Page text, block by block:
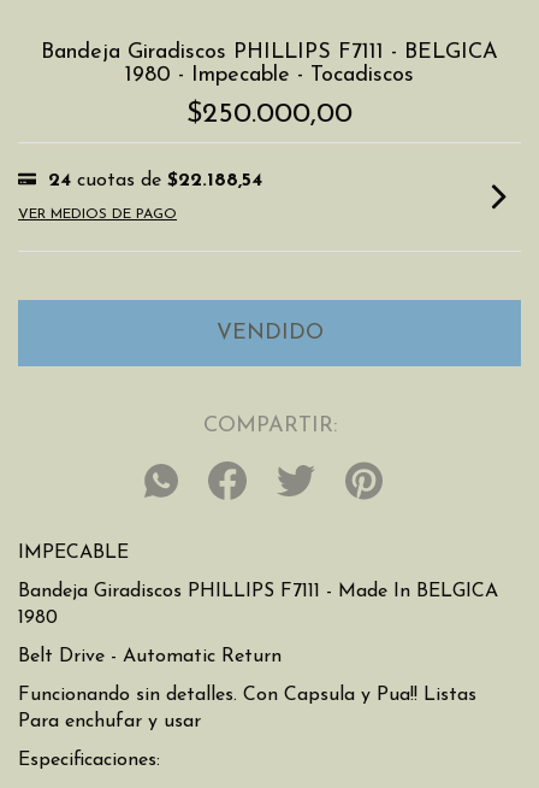
Bandeja Giradiscos PHILLIPS F7111 - BELGICA
1980 - Impecable - Tocadiscos
$250.000,00
24 cuotas de $22.188,54
VER MEDIOS DE PAGO
COMPARTIR:
IMPECABLE
Bandeja Giradiscos PHILLIPS F7111 - Made In BELGICA
1980
Belt Drive - Automatic Return
Funcionando sin detalles. Con Capsula y Pua!! Listas
Para enchufar y usar
Especificaciones: